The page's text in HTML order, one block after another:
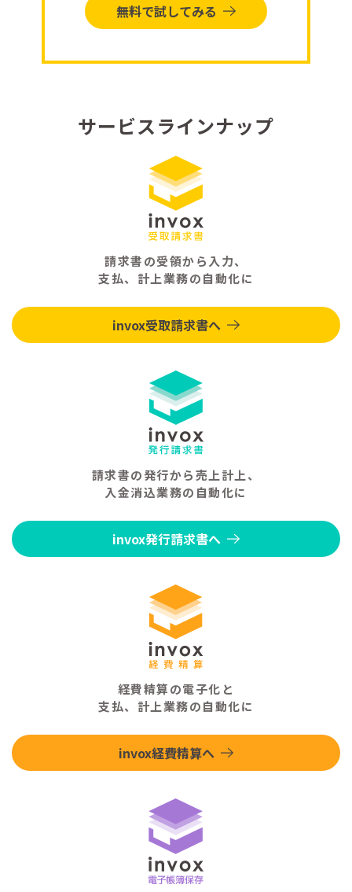
無料で試してみる
サービスラインナップ
請求書の受領から入力、
支払、計上業務の自動化に
invox受取請求書へ
請求書の発行から売上計上、
入金消込業務の自動化に
invox発行請求書へ
経費精算の電子化と
支払、計上業務の自動化に
invox経費精算へ